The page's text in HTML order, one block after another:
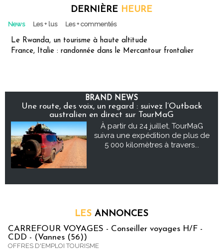
DERNIÈRE HEURE
News Les + lus Les + commentés
Le Rwanda, un tourisme à haute altitude
France, Italie : randonnée dans le Mercantour frontalier
BRAND NEWS
Une route, des voix, un regard : suivez l’Outback
australien en direct sur TourMaG
À partir du 24 juillet, TourMaG
suivra une expédition de plus de
5 000 kilomètres à travers...
LES ANNONCES
CARREFOUR VOYAGES - Conseiller voyages H/F -
CDD - (Vannes (56))
OFFRES D'EMPLOI TOURISME